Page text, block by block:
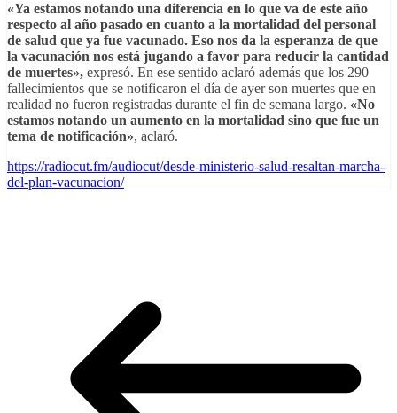
«Ya estamos notando una diferencia en lo que va de este año
respecto al año pasado en cuanto a la mortalidad del personal
de salud que ya fue vacunado. Eso nos da la esperanza de que
la vacunación nos está jugando a favor para reducir la cantidad
de muertes», expresó. En ese sentido aclaró además que los 290
fallecimientos que se notificaron el día de ayer son muertes que en
realidad no fueron registradas durante el fin de semana largo. «No
estamos notando un aumento en la mortalidad sino que fue un
tema de notificación», aclaró.
https://radiocut.fm/audiocut/desde-ministerio-salud-resaltan-marcha-
del-plan-vacunacion/